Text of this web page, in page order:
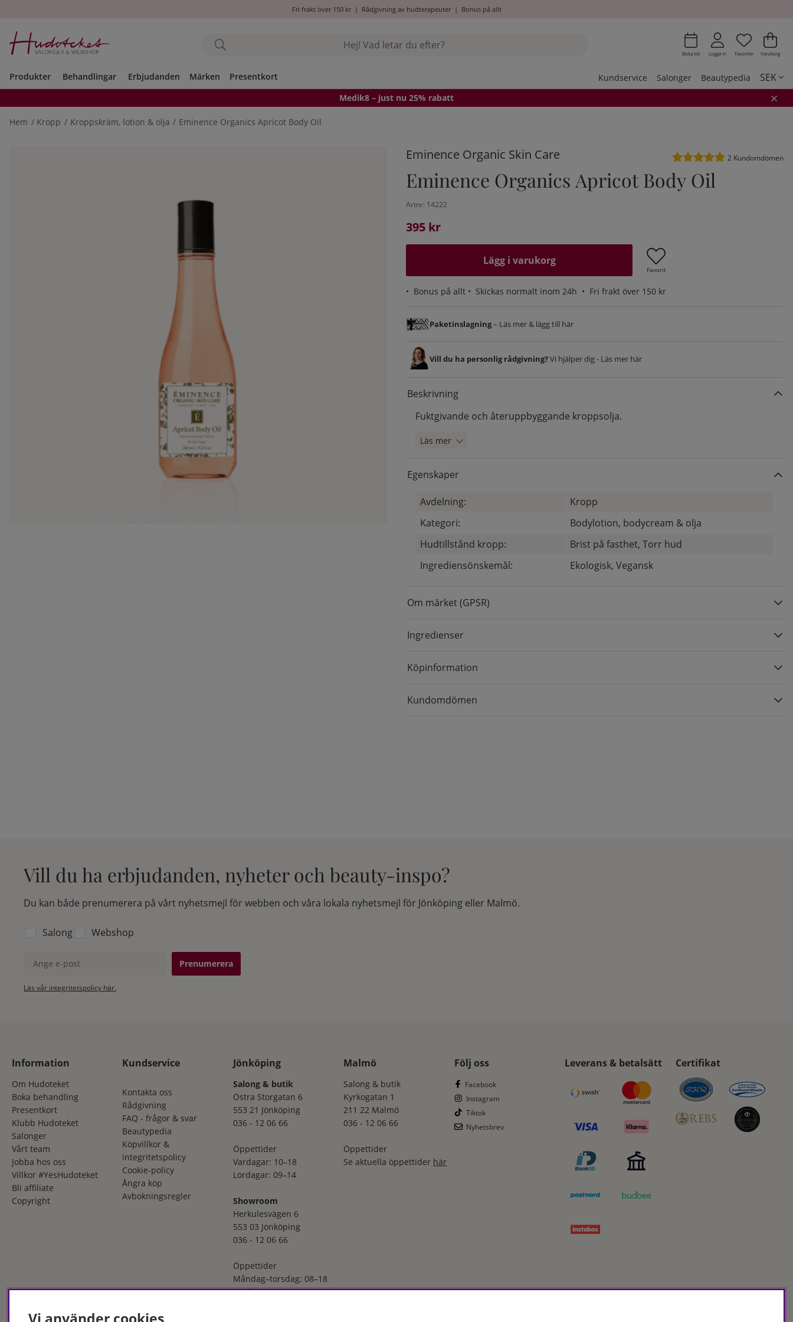
Fri frakt över 150 kr| Rådgivning av hudterapeuter| Bonus på allt
Boka tid Logga in Antal i
.
Favoriter .
Varukorg
Produkter Behandlingar Erbjudanden Märken Presentkort Kundservice Salonger Beautypedia SEK
Medik8 – just nu 25% rabatt
Hem Kropp Kroppskräm, lotion & olja Eminence Organics Apricot Body Oil
Eminence Organic Skin Care Medelbetyg 5 av 5 Antal
2 Kundomdömen
Eminence Organics Apricot Body Oil
Artnr: 14222
395 kr
Lägg i varukorg
Favorit
• Bonus på allt • Skickas normalt inom 24h • Fri frakt över 150 kr
Paketinslagning– Läs mer & lägg till här
Vill du ha personlig rådgivning?Vi hjälper dig - Läs mer här
Beskrivning
Fuktgivande och återuppbyggande kroppsolja.
Läs mer
Egenskaper
Avdelning:
Kropp
Kategori:
Bodylotion, bodycream & olja
Hudtillstånd kropp:
Brist på fasthet, Torr hud
Ingrediensönskemål:
Ekologisk, Vegansk
Om märket (GPSR)
Ingredienser
Köpinformation
Kundomdömen
Vill du ha erbjudanden, nyheter och beauty-inspo?
Du kan både prenumerera på vårt nyhetsmejl för webben och våra lokala nyhetsmejl för Jönköping eller Malmö.
Välj vilken lista du vill prenumerera på:
Salong
Webshop
Ange e-post
Läs vår integritetspolicy här.
Information
Om Hudoteket
Boka behandling
Presentkort
Klubb Hudoteket
Salonger
Vårt team
Jobba hos oss
Villkor #YesHudoteket
Bli affiliate
Copyright
Kundservice
Kontakta oss
Rådgivning
FAQ - frågor & svar
Beautypedia
Köpvillkor &
integritetspolicy
Cookie-policy
Ångra köp
Avbokningsregler
Jönköping
Salong & butik
Östra Storgatan 6
553 21 Jönköping
036 - 12 06 66
Öppettider
Vardagar: 10–18
Lördagar: 09–14
Showroom
Herkulesvägen 6
553 03 Jönköping
036 - 12 06 66
Öppettider
Måndag–torsdag: 08–18
Fredagar: 08–16
Malmö
Salong & butik
Kyrkogatan 1
211 22 Malmö
036 - 12 06 66
Öppettider
Se aktuella öppettider här
Följ oss
Facebook
Instagram
Tiktok
Nyhetsbrev
Leverans & betalsätt Certifikat